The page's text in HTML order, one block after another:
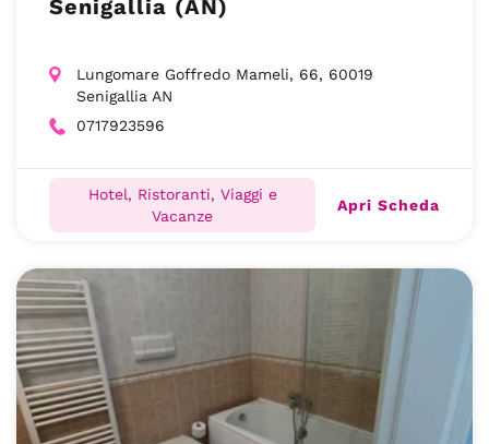
Senigallia (AN)
Lungomare Goffredo Mameli, 66, 60019
Senigallia AN
0717923596
Hotel, Ristoranti, Viaggi e
Vacanze
Apri Scheda